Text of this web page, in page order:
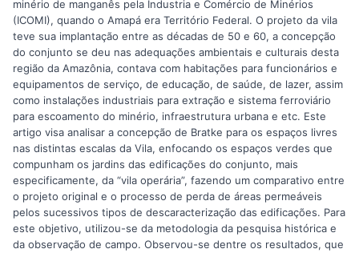
minério de manganês pela Industria e Comércio de Minérios
(ICOMI), quando o Amapá era Território Federal. O projeto da vila
teve sua implantação entre as décadas de 50 e 60, a concepção
do conjunto se deu nas adequações ambientais e culturais desta
região da Amazônia, contava com habitações para funcionários e
equipamentos de serviço, de educação, de saúde, de lazer, assim
como instalações industriais para extração e sistema ferroviário
para escoamento do minério, infraestrutura urbana e etc. Este
artigo visa analisar a concepção de Bratke para os espaços livres
nas distintas escalas da Vila, enfocando os espaços verdes que
compunham os jardins das edificações do conjunto, mais
especificamente, da “vila operária”, fazendo um comparativo entre
o projeto original e o processo de perda de áreas permeáveis
pelos sucessivos tipos de descaracterização das edificações. Para
este objetivo, utilizou-se da metodologia da pesquisa histórica e
da observação de campo. Observou-se dentre os resultados, que